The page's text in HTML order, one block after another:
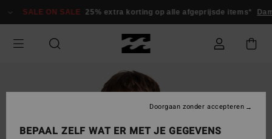
naar
SALE ON SALE 25% extra korting op alle afgeprijsde items*
BEPAAL ZELF WAT ER MET JE GEGEVENS
Doorgaan zonder accepteren